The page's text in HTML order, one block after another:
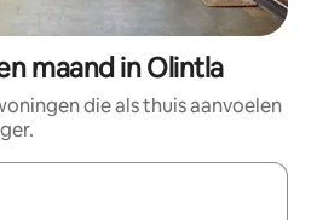
maand in Olintla
die als thuis aanvoelen
zijn, maak je een keuze